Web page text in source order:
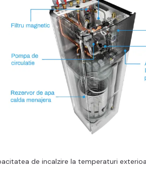
de incalzire la temperaturi